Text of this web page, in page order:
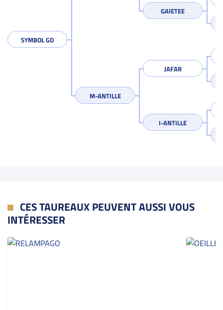
SYMBOL GD
GAIETEE
M-ANTILLE
JAFAR
I-ANTILLE
CES TAUREAUX PEUVENT AUSSI VOUS
INTÉRESSER